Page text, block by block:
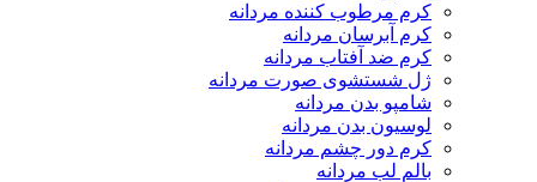
کرم مرطوب کننده مردانه
کرم آبرسان مردانه
کرم ضد آفتاب مردانه
ژل شستشوی صورت مردانه
شامپو بدن مردانه
لوسیون بدن مردانه
کرم دور چشم مردانه
بالم لب مردانه